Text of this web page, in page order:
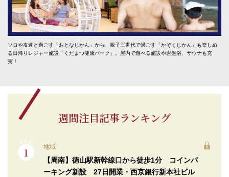
ソロや友達と過ごす「おとなじかん」から、親子三世代で過ごす「かぞくじかん」も楽しめ
る日帰りレジャー施設「くだまつ健康パーク」。屋内で遊べる施設や岩盤浴、サウナも充
実！
週間注目記事ランキング
地域
【周南】徳山駅新幹線口から徒歩1分 コインパ
ーキング新設 27日開業・西京銀行新本社ビル